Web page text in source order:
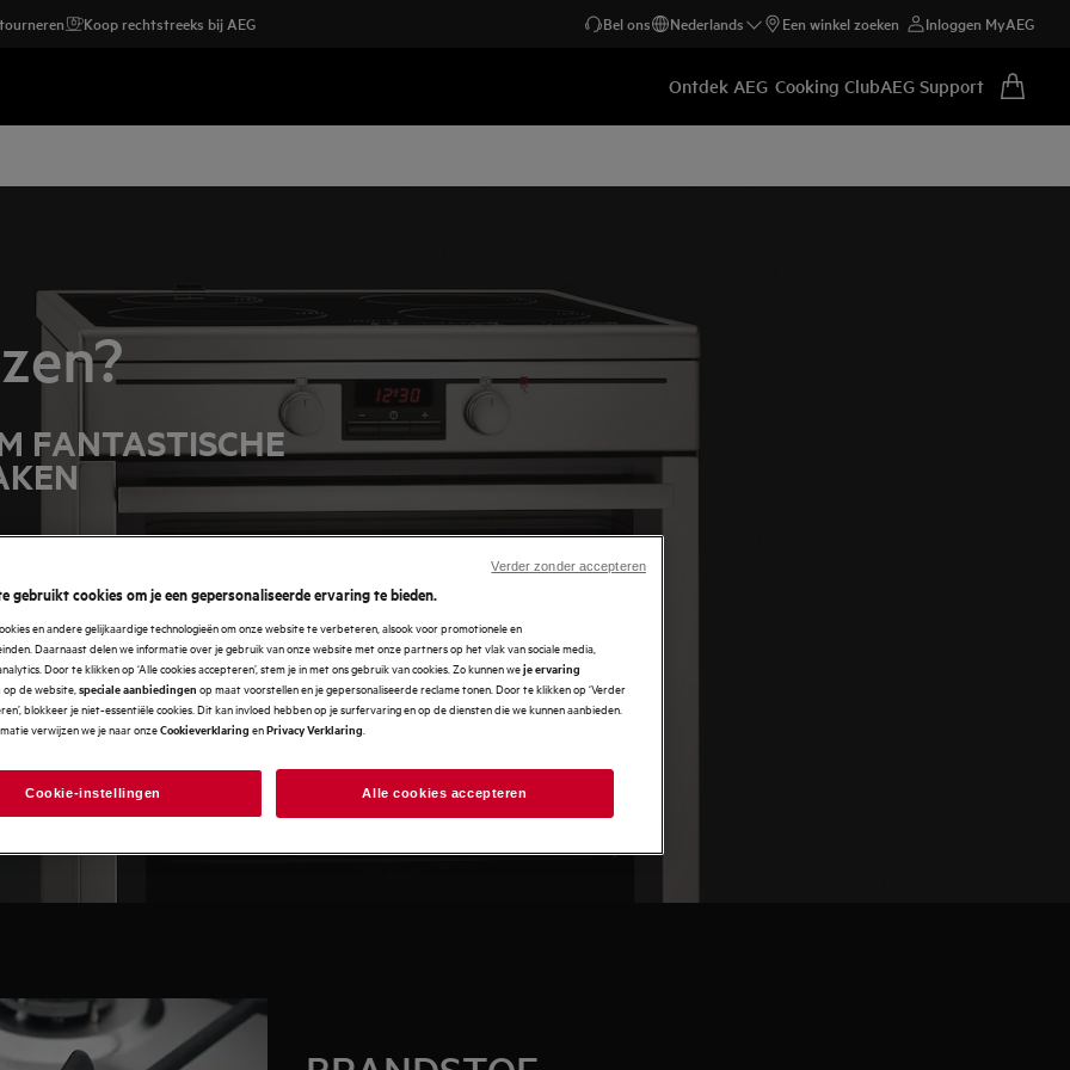
Koop rechtstreeks bij AEG Bel ons Nederlands Een winkel zoeken Inloggen MyAEG
Ontdek AEG Cooking ClubAEG Support
FANTASTISCHE
een afzonderlijke oven en
je rekening moet houden
warmtebron, de manier
hebben allemaal een
onze eenvoudige koopgids en
gebruikt cookies om je een gepersonaliseerde ervaring te bieden.
en andere gelijkaardige technologieën om onze website te verbeteren, alsook voor promotionele en
Daarnaast delen we informatie over je gebruik van onze website met onze partners op het vlak van sociale media,
Door te klikken op ‘Alle cookies accepteren’, stem je in met ons gebruik van cookies. Zo kunnen weje ervaring
op de website, speciale aanbiedingen op maat voorstellen en je gepersonaliseerde reclame tonen. Door te klikken op ‘Verder
blokkeer je niet-essentiële cookies. Dit kan invloed hebben op je surfervaring en op de diensten die we kunnen aanbieden.
verwijzen we je naar onzeCookieverklaring enPrivacy Verklaring
Cookie-instellingen Alle cookies accepteren
Verder zonder accepteren